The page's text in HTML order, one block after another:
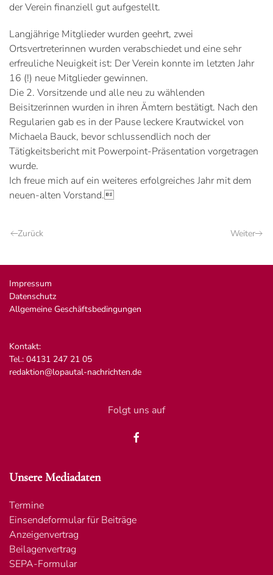
der Verein finanziell gut aufgestellt.
Langjährige Mitglieder wurden geehrt, zwei
Ortsvertreterinnen wurden verabschiedet und eine sehr
erfreuliche Neuigkeit ist: Der Verein konnte im letzten Jahr
16 (!) neue Mitglieder gewinnen.
Die 2. Vorsitzende und alle neu zu wählenden
Beisitzerinnen wurden in ihren Ämtern bestätigt. Nach den
Regularien gab es in der Pause leckere Krautwickel von
Michaela Bauck, bevor schlussendlich noch der
Tätigkeitsbericht mit Powerpoint-Präsentation vorgetragen
wurde.
Ich freue mich auf ein weiteres erfolgreiches Jahr mit dem
neuen-alten Vorstand.
Zurück Weiter
Impressum
Datenschutz
Allgemeine Geschäftsbedingungen
Kontakt:
Tel.: 04131 247 21 05
redaktion@lopautal-nachrichten.de
Folgt uns auf
Unsere Mediadaten
Termine
Einsendeformular für Beiträge
Anzeigenvertrag
Beilagenvertrag
SEPA-Formular